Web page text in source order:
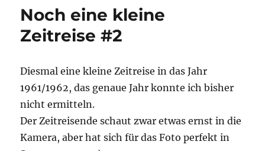
Noch eine kleine
Zeitreise #2
Diesmal eine kleine Zeitreise in das Jahr
1961/1962, das genaue Jahr konnte ich bisher
nicht ermitteln.
Der Zeitreisende schaut zwar etwas ernst in die
Kamera, aber hat sich für das Foto perfekt in